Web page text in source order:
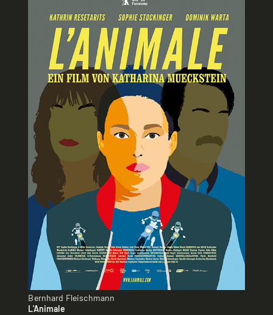
Bernhard Fleischmann
L'Animale